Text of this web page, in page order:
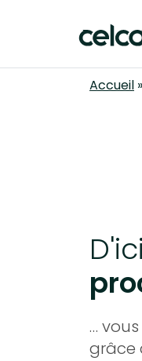
Accueil »
…
grâce